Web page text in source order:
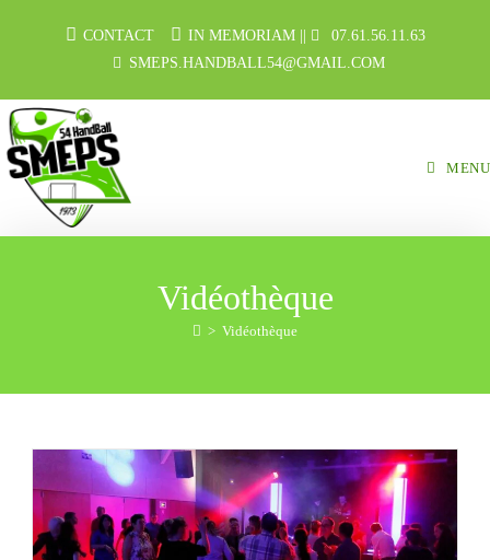
CONTACT IN MEMORIAM
07.61.56.11.63
SMEPS.HANDBALL54@GMAIL.COM
MENU
Vidéothèque
> Vidéothèque